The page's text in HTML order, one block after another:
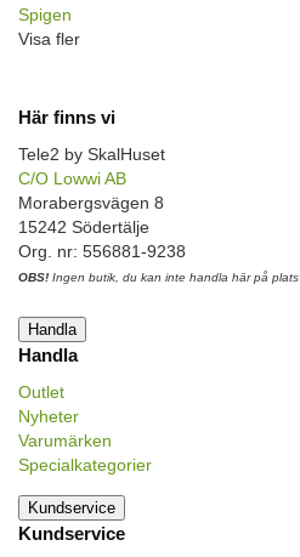
Spigen
Visa fler
Här finns vi
Tele2 by SkalHuset
C/O Lowwi AB
Morabergsvägen 8
15242 Södertälje
Org. nr: 556881-9238
OBS! Ingen butik, du kan inte handla här på plats
Handla
Handla
Outlet
Nyheter
Varumärken
Specialkategorier
Kundservice
Kundservice